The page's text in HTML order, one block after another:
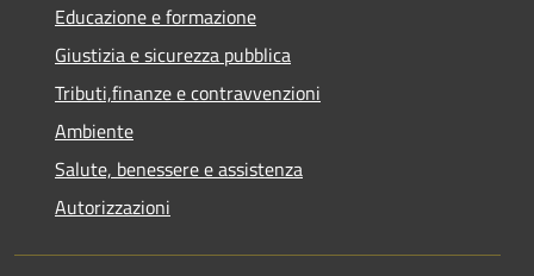
Educazione e formazione
Giustizia e sicurezza pubblica
Tributi,finanze e contravvenzioni
Ambiente
Salute, benessere e assistenza
Autorizzazioni